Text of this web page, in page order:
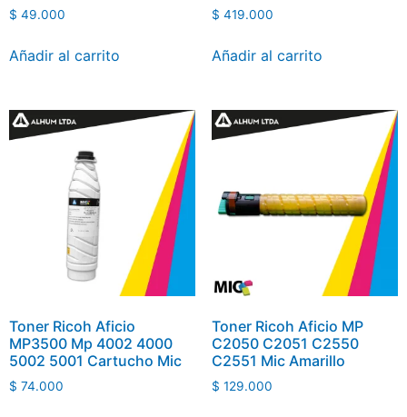
$ 49.000
Añadir al carrito
$ 419.000
Añadir al carrito
Toner Ricoh Aficio
MP3500 Mp 4002 4000
5002 5001 Cartucho Mic
$ 74.000
Toner Ricoh Aficio MP
C2050 C2051 C2550
C2551 Mic Amarillo
$ 129.000